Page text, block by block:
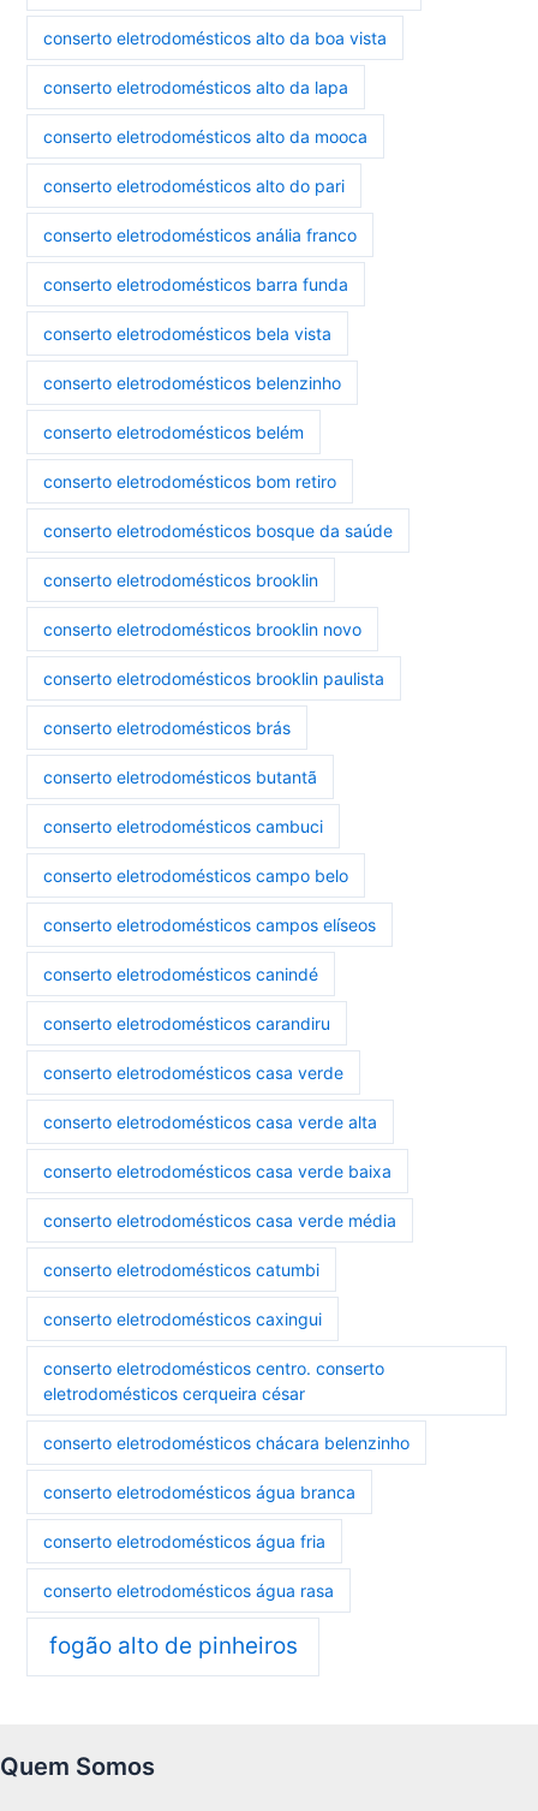
conserto eletrodomésticos alto da boa vista
conserto eletrodomésticos alto da lapa
conserto eletrodomésticos alto da mooca
conserto eletrodomésticos alto do pari
conserto eletrodomésticos anália franco
conserto eletrodomésticos barra funda
conserto eletrodomésticos bela vista
conserto eletrodomésticos belenzinho
conserto eletrodomésticos belém
conserto eletrodomésticos bom retiro
conserto eletrodomésticos bosque da saúde
conserto eletrodomésticos brooklin
conserto eletrodomésticos brooklin novo
conserto eletrodomésticos brooklin paulista
conserto eletrodomésticos brás
conserto eletrodomésticos butantã
conserto eletrodomésticos cambuci
conserto eletrodomésticos campo belo
conserto eletrodomésticos campos elíseos
conserto eletrodomésticos canindé
conserto eletrodomésticos carandiru
conserto eletrodomésticos casa verde
conserto eletrodomésticos casa verde alta
conserto eletrodomésticos casa verde baixa
conserto eletrodomésticos casa verde média
conserto eletrodomésticos catumbi
conserto eletrodomésticos caxingui
conserto eletrodomésticos centro. conserto
eletrodomésticos cerqueira césar
conserto eletrodomésticos chácara belenzinho
conserto eletrodomésticos água branca
conserto eletrodomésticos água fria
conserto eletrodomésticos água rasa
fogão alto de pinheiros
Quem Somos